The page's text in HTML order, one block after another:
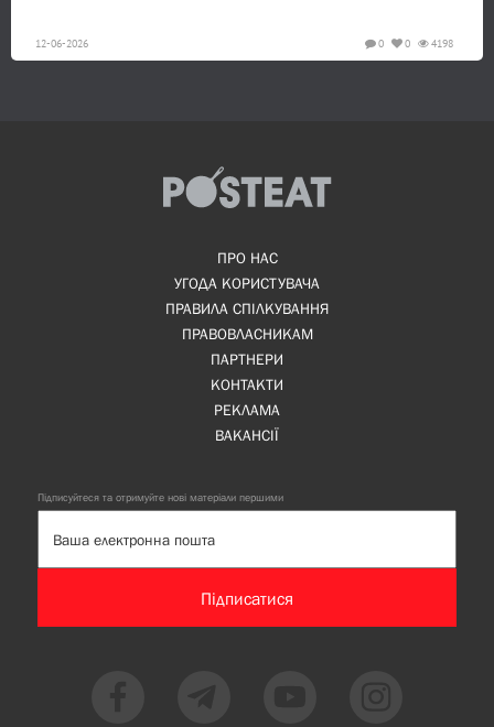
12-06-2026 4198
0
0
ПРО НАС
УГОДА КОРИСТУВАЧА
ПРАВИЛА СПІЛКУВАННЯ
ПРАВОВЛАСНИКАМ
ПАРТНЕРИ
КОНТАКТИ
РЕКЛАМА
ВАКАНСІЇ
Підписуйтеся та отримуйте нові матеріали першими
Підписатися